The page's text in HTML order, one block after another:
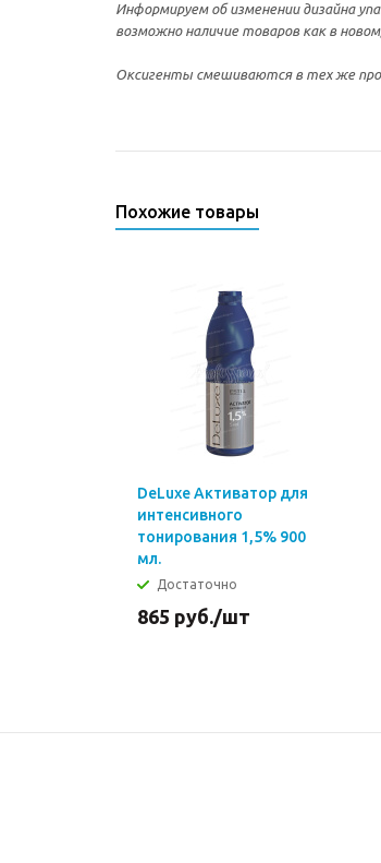
Информируем об изменении дизайна
возможно наличие товаров как в
Оксигенты смешиваются в тех же
Похожие товары
DeLuxe Активатор для
интенсивного
тонирования 1,5% 900
мл.
Достаточно
865 руб./шт